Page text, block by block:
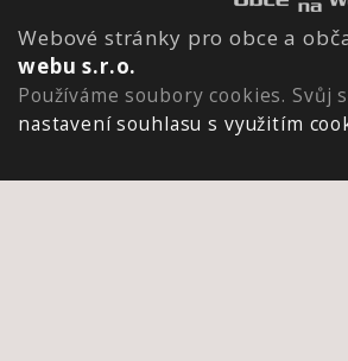
Webové stránky pro obce a
webu s.r.o.
Používáme soubory cookies. Svůj
nastavení souhlasu s využitím